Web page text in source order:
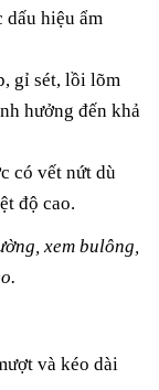
dấu hiệu ẩm
gỉ sét, lồi lõm
hưởng đến khả
có vết nứt dù
độ cao.
xem bulông,
và kéo dài